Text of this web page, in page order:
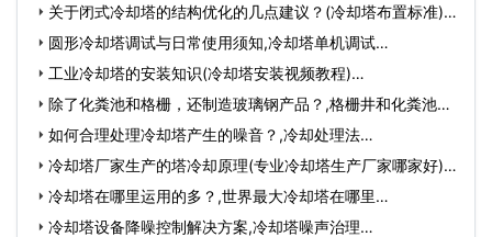
关于闭式冷却塔的结构优化的几点建议？(冷却塔布置标准)…
圆形冷却塔调试与日常使用须知,冷却塔单机调试…
工业冷却塔的安装知识(冷却塔安装视频教程)…
除了化粪池和格栅，还制造玻璃钢产品？,格栅井和化粪池区
别…如何合理处理冷却塔产生的噪音？,冷却处理法…
冷却塔厂家生产的塔冷却原理(专业冷却塔生产厂家哪家好)…
冷却塔在哪里运用的多？,世界最大冷却塔在哪里…
冷却塔设备降噪控制解决方案,冷却塔噪声治理…